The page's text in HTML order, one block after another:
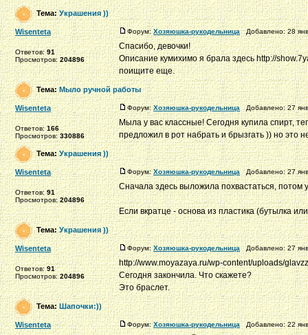
Тема:Украшения ))
Wisenteta
Ответов:91
Просмотров:204896
Форум:Хозяюшка-рукодельницаДобавлено: 28
Спасибо, девочки!
Описание кумихимо я брала здесь http://
поищите еще.
Тема:Мыло ручной работы
Wisenteta
Ответов:166
Просмотров:330886
Форум:Хозяюшка-рукодельницаДобавлено: 27
Мыла у вас классные! Сегодня купила спирт,
предложил в рот набрать и брызгать )) но это
Тема:Украшения ))
Wisenteta
Ответов:91
Просмотров:204896
Форум:Хозяюшка-рукодельницаДобавлено: 27
Сначала здесь выложила похвастаться, потом
Если вкратце - основа из пластика (бутылка
Тема:Украшения ))
Wisenteta
Ответов:91
Просмотров:204896
Форум:Хозяюшка-рукодельницаДобавлено: 27
http://www.moyazaya.ru/wp-content/uploads/
Сегодня закончила. Что скажете?
Это браслет.
Тема:Шапочки:))
Wisenteta Форум:Хозяюшка-рукодельницаДобавлено: 22